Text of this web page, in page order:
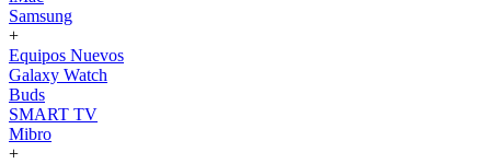
Samsung
+
Equipos Nuevos
Galaxy Watch
Buds
SMART TV
Mibro
+